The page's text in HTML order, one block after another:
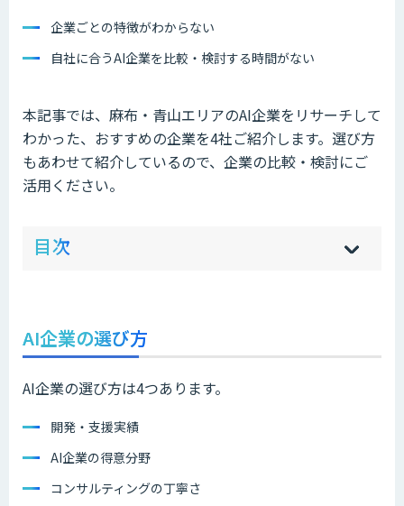
企業ごとの特徴がわからない
自社に合うAI企業を比較・検討する時間がない
本記事では、麻布・青山エリアのAI企業をリサーチして
わかった、おすすめの企業を4社ご紹介します。選び方
もあわせて紹介しているので、企業の比較・検討にご
活用ください。
目次 hi
]
sh
]
AI企業の選び方
AI企業の選び方は4つあります。
開発・支援実績
AI企業の得意分野
コンサルティングの丁寧さ